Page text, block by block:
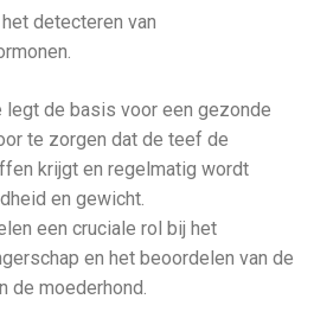
detecteren van
legt de basis voor een gezonde
te zorgen dat de teef de
krijgt en regelmatig wordt
en gewicht.
een cruciale rol bij het
en het beoordelen van de
de moederhond.